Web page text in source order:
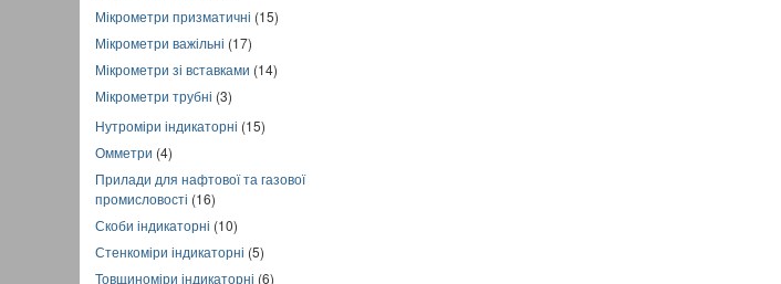
Мікрометри призматичні (15)
Мікрометри важільні (17)
Мікрометри зі вставками (14)
Мікрометри трубні (3)
Нутроміри індикаторні (15)
Омметри (4)
Прилади для нафтової та газової
промисловості (16)
Скоби індикаторні (10)
Стенкоміри індикаторні (5)
Товщиноміри індикаторні (6)